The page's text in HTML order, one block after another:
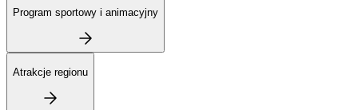
Program sportowy i animacyjny
Atrakcje regionu